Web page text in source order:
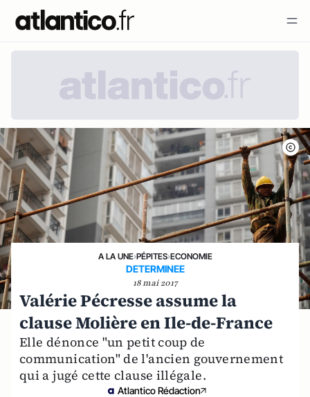
A LA UNE›PÉPITES›ECONOMIE
DETERMINEE
18 mai 2017
Valérie Pécresse assume la
clause Molière en Ile-de-France
Elle dénonce "un petit coup de
communication" de l'ancien gouvernement
qui a jugé cette clause illégale.
Atlantico Rédaction